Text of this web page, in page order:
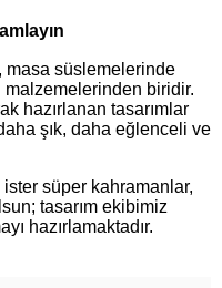
masa süslemelerinde
biridir.
hazırlanan tasarımlar
şık, daha eğlenceli ve
süper kahramanlar,
tasarım ekibimiz
hazırlamaktadır.